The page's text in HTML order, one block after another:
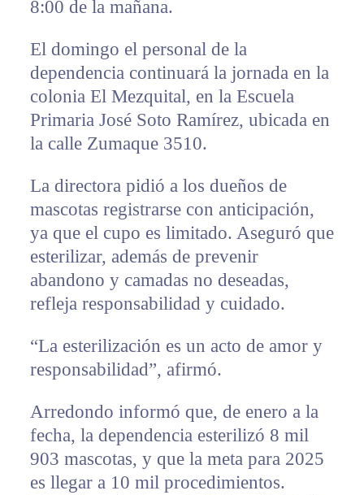
8:00 de la mañana.
El domingo el personal de la
dependencia continuará la jornada en la
colonia El Mezquital, en la Escuela
Primaria José Soto Ramírez, ubicada en
la calle Zumaque 3510.
La directora pidió a los dueños de
mascotas registrarse con anticipación,
ya que el cupo es limitado. Aseguró que
esterilizar, además de prevenir
abandono y camadas no deseadas,
refleja responsabilidad y cuidado.
“La esterilización es un acto de amor y
responsabilidad”, afirmó.
Arredondo informó que, de enero a la
fecha, la dependencia esterilizó 8 mil
903 mascotas, y que la meta para 2025
es llegar a 10 mil procedimientos.